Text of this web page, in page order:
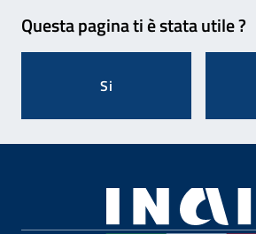
Questa pagina ti è stata utile ?
Si